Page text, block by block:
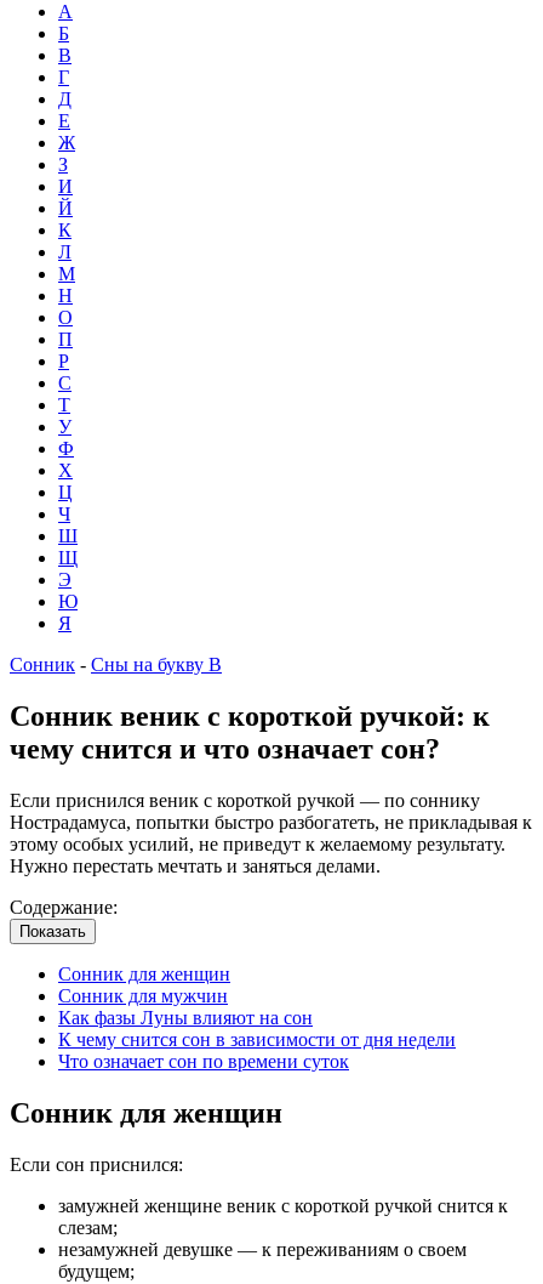
А
Б
В
Г
Д
Е
Ж
З
И
Й
К
Л
М
Н
О
П
Р
С
Т
У
Ф
Х
Ц
Ч
Ш
Щ
Э
Ю
Я
Сонник - Сны на букву В
Сонник веник с короткой ручкой: к
чему снится и что означает сон?
Если приснился веник с короткой ручкой — по соннику
Нострадамуса, попытки быстро разбогатеть, не прикладывая к
этому особых усилий, не приведут к желаемому результату.
Нужно перестать мечтать и заняться делами.
Содержание:
Показать
Сонник для женщин
Сонник для мужчин
Как фазы Луны влияют на сон
К чему снится сон в зависимости от дня недели
Что означает сон по времени суток
Сонник для женщин
Если сон приснился:
замужней женщине веник с короткой ручкой снится к
слезам;
незамужней девушке — к переживаниям о своем
будущем;